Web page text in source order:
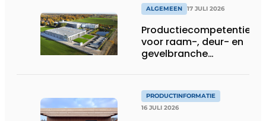
ALGEMEEN 17 JULI 2026
Productiecompetentie
voor raam-, deur- en
gevelbranche
PRODUCTINFORMATIE
16 JULI 2026